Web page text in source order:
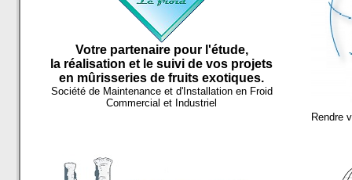
Votre partenaire pour l'étude,
la réalisation et le suivi de vos projets
en mûrisseries de fruits exotiques.
Sociétéde Maintenance et d'Installation en Froid
Commercial et Industriel
Rendre